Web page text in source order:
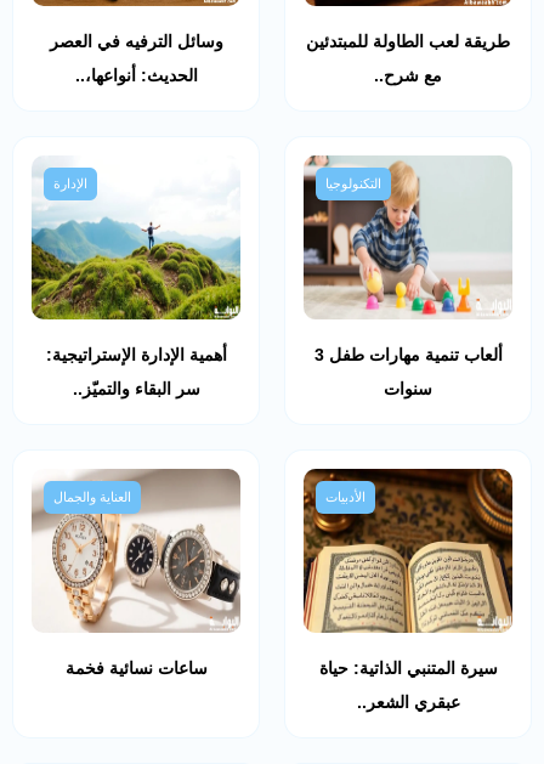
طريقة لعب الطاولة للمبتدئين
مع شرح..
وسائل الترفيه في العصر
الحديث: أنواعها،..
التكنولوجيا
ألعاب تنمية مهارات طفل 3
سنوات
الإدارة
أهمية الإدارة الإستراتيجية:
سر البقاء والتميّز..
الأدبيات
سيرة المتنبي الذاتية: حياة
عبقري الشعر..
العناية والجمال
ساعات نسائية فخمة